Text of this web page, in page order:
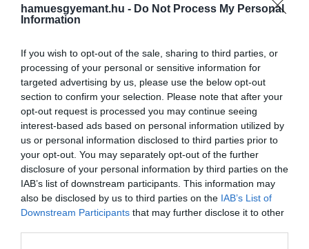
hamuesgyemant.hu - Do Not Process My Personal
Information
If you wish to opt-out of the sale, sharing to third parties, or
processing of your personal or sensitive information for
targeted advertising by us, please use the below opt-out
section to confirm your selection. Please note that after your
opt-out request is processed you may continue seeing
interest-based ads based on personal information utilized by
us or personal information disclosed to third parties prior to
your opt-out. You may separately opt-out of the further
disclosure of your personal information by third parties on the
IAB’s list of downstream participants. This information may
also be disclosed by us to third parties on the IAB’s List of
Downstream Participants that may further disclose it to other
Jr.pedig egy titkosügynök szerepében tűnik fel, aki
belekeveredik az izgalmas üldözésbe, majd maga is
erős színészi teljesítmények azonban a
végeredményen is meglátszottak.
Robert Downey Jr. személyes okokból
csatlakozott a filmhez
Az akkor 33 éves színésznek nyomos okai voltak a
szerep elvállalását illetően.
Abban az időben épp karrierje újjáélesztésén
így okos lépésnek gondolta egy olyan filmbe